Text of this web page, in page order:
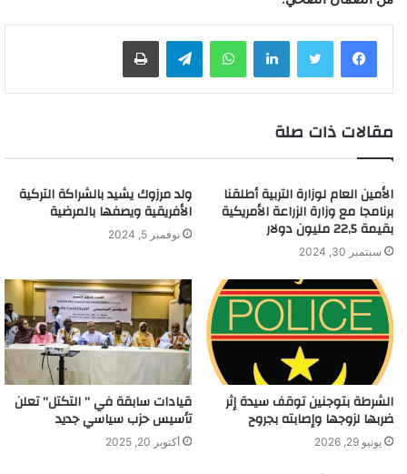
لينكدإن واتساب
مقالات ذات صلة
الأمين العام لوزارة التربية أطلقنا
برنامجا مع وزارة الزراعة الأمريكية
بقيمة 22,5 مليون دولار
سبتمبر 30, 2024
ولد مرزوك يشيد بالشراكة التركية
الأفريقية ويصفها بالمرضية
نوفمبر 5, 2024
الشرطة بتوجنين توقف سيدة إثر
ضربها لزوجها وإصابته بجروح
يونيو 29, 2026
قيادات سابقة في ” التكتل” تعلن
تأسيس حزب سياسي جديد
أكتوبر 20, 2025